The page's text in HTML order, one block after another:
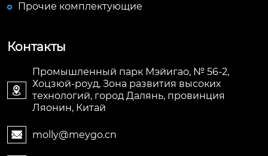
Прочие комплектующие
Контакты

Промышленный парк Мэйигао, № 56-2,
Хоцзюй-роуд, Зона развития высоких
технологий, город Далянь, провинция
Ляонин, Китай
 molly@meygo.cn